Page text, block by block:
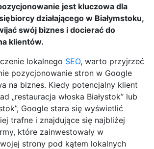
jest kluczowa dla
działającego w Białymstoku,
swój biznes i docierać do
klientów.
lokalnego SEO, warto przyjrzeć
pozycjonowanie stron w Google
na biznes. Kiedy potencjalny klient
„restauracja włoska Białystok” lub
Google stara się wyświetlić
trafne i znajdujące się najbliżej
które zainwestowały w
strony pod kątem lokalnych